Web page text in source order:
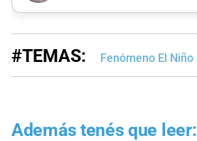
#TEMAS: Fenómeno El Niño
Además tenés que leer: